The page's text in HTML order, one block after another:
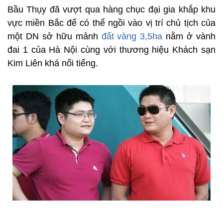
Bầu Thụy đã vượt qua hàng chục đại gia khắp khu
vực miền Bắc để có thể ngồi vào vị trí chủ tịch của
một DN sở hữu mảnh đất vàng 3,5ha nằm ở vành
đai 1 của Hà Nội cùng với thương hiệu Khách sạn
Kim Liên khá nổi tiếng.